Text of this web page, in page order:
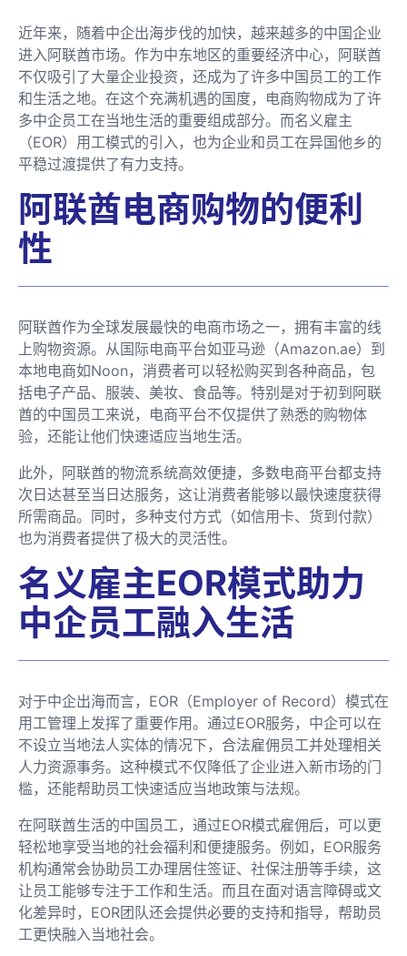
近年来，随着中企出海步伐的加快，越来越多的中国企业
进入阿联酋市场。作为中东地区的重要经济中心，阿联酋
不仅吸引了大量企业投资，还成为了许多中国员工的工作
和生活之地。在这个充满机遇的国度，电商购物成为了许
多中企员工在当地生活的重要组成部分。而名义雇主
（EOR）用工模式的引入，也为企业和员工在异国他乡的
平稳过渡提供了有力支持。
阿联酋电商购物的便利
性
阿联酋作为全球发展最快的电商市场之一，拥有丰富的线
上购物资源。从国际电商平台如亚马逊（Amazon.ae）到
本地电商如Noon，消费者可以轻松购买到各种商品，包
括电子产品、服装、美妆、食品等。特别是对于初到阿联
酋的中国员工来说，电商平台不仅提供了熟悉的购物体
验，还能让他们快速适应当地生活。
此外，阿联酋的物流系统高效便捷，多数电商平台都支持
次日达甚至当日达服务，这让消费者能够以最快速度获得
所需商品。同时，多种支付方式（如信用卡、货到付款）
也为消费者提供了极大的灵活性。
名义雇主EOR模式助力
中企员工融入生活
对于中企出海而言，EOR（Employer of Record）模式在
用工管理上发挥了重要作用。通过EOR服务，中企可以在
不设立当地法人实体的情况下，合法雇佣员工并处理相关
人力资源事务。这种模式不仅降低了企业进入新市场的门
槛，还能帮助员工快速适应当地政策与法规。
在阿联酋生活的中国员工，通过EOR模式雇佣后，可以更
轻松地享受当地的社会福利和便捷服务。例如，EOR服务
机构通常会协助员工办理居住签证、社保注册等手续，这
让员工能够专注于工作和生活。而且在面对语言障碍或文
化差异时，EOR团队还会提供必要的支持和指导，帮助员
工更快融入当地社会。